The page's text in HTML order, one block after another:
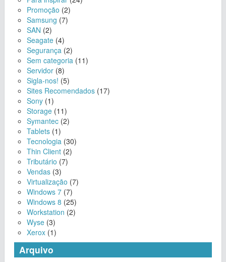
Promoção (2)
Samsung (7)
SAN (2)
Seagate (4)
Segurança (2)
Sem categoria (11)
Servidor (8)
Sigla-nos! (5)
Sites Recomendados (17)
Sony (1)
Storage (11)
Symantec (2)
Tablets (1)
Tecnologia (30)
Thin Client (2)
Tributário (7)
Vendas (3)
Virtualização (7)
Windows 7 (7)
Windows 8 (25)
Workstation (2)
Wyse (3)
Xerox (1)
Arquivo